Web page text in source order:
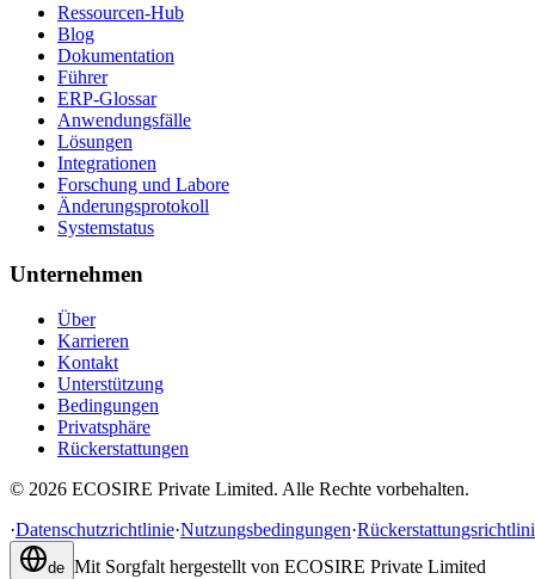
Ressourcen-Hub
Blog
Dokumentation
Führer
ERP-Glossar
Anwendungsfälle
Lösungen
Integrationen
Forschung und Labore
Änderungsprotokoll
Systemstatus
Unternehmen
Über
Karrieren
Kontakt
Unterstützung
Bedingungen
Privatsphäre
Rückerstattungen
© 2026 ECOSIRE Private Limited. Alle Rechte vorbehalten.
·Datenschutzrichtlinie·Nutzungsbedingungen·
de Mit Sorgfalt hergestellt von ECOSIRE Private Limited